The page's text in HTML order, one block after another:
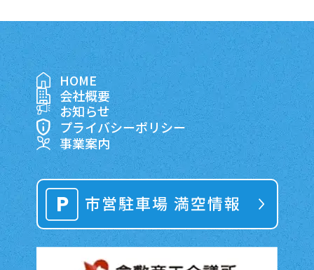
HOME
会社概要
お知らせ
プライバシーポリシー
事業案内